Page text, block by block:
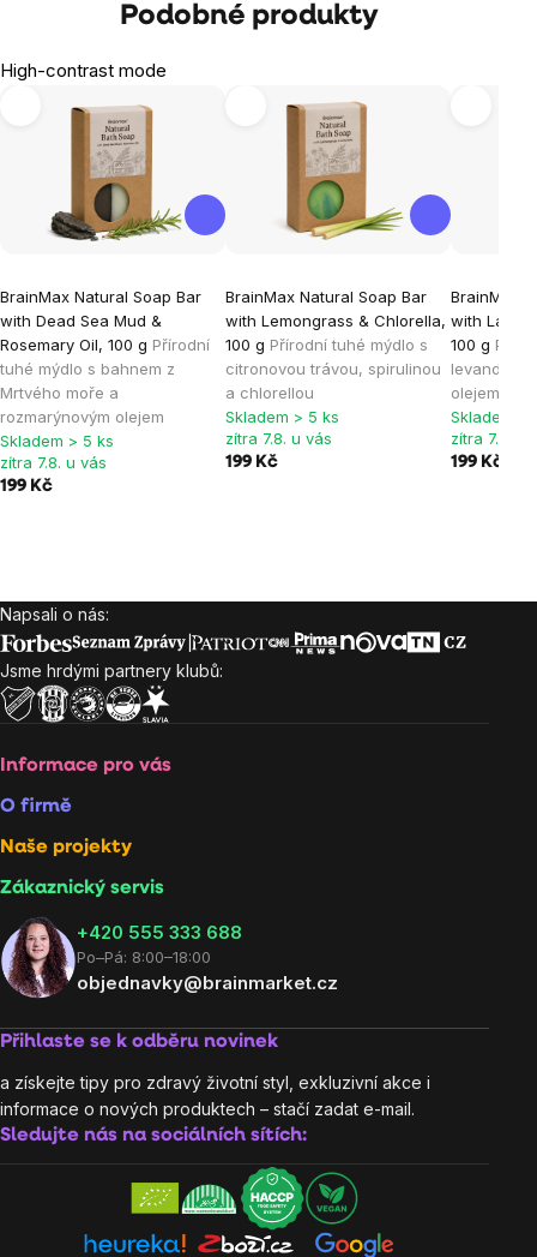
Podobné produkty
High-contrast mode
BrainMax Natural Soap Bar
with Dead Sea Mud &
Rosemary Oil, 100 g Přírodní
tuhé mýdlo s bahnem z
Mrtvého moře a
rozmarýnovým olejem
Skladem > 5 ks
zítra 7.8. u vás
199 Kč
BrainMax Natural Soap Bar
with Lemongrass & Chlorella,
100 g Přírodní tuhé mýdlo s
citronovou trávou, spirulinou
a chlorellou
Skladem > 5 ks
zítra 7.8. u vás
199 Kč
BrainMax
with
100 g
levandulí
olejem
Skladem >
zítra 7.8. u
199 Kč
Zápatí
Napsali o nás:
Jsme hrdými partnery klubů:
Informace pro vás
O firmě
Naše projekty
Zákaznický servis
‭+420 555 333 688
Po–Pá: 8:00–18:00
objednavky@brainmarket.cz
Přihlaste se k odběru novinek
a získejte tipy pro zdravý životní styl, exkluzivní akce i
informace o nových produktech – stačí zadat e-mail.
Sledujte nás na sociálních sítích: